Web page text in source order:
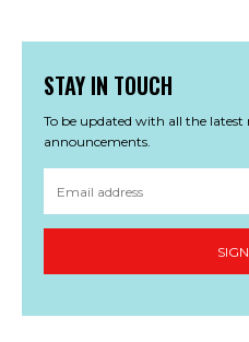
STAY IN TOUCH
To be updated with all the latest
announcements.